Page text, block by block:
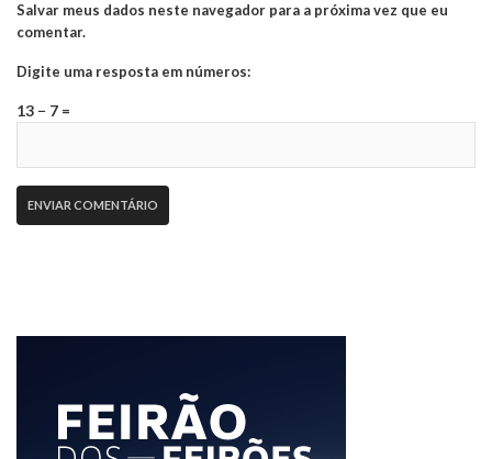
Salvar meus dados neste navegador para a próxima vez que eu
comentar.
Digite uma resposta em números:
13 − 7 =